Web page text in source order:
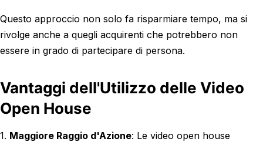
Questo approccio non solo fa risparmiare tempo, ma si
rivolge anche a quegli acquirenti che potrebbero non
essere in grado di partecipare di persona.
Vantaggi dell'Utilizzo delle Video
Open House
1. Maggiore Raggio d'Azione: Le video open house